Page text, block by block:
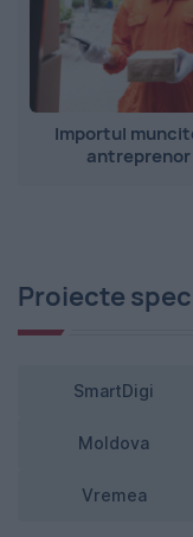
Importul
Proiecte
SmartDigi
Moldova
Vremea